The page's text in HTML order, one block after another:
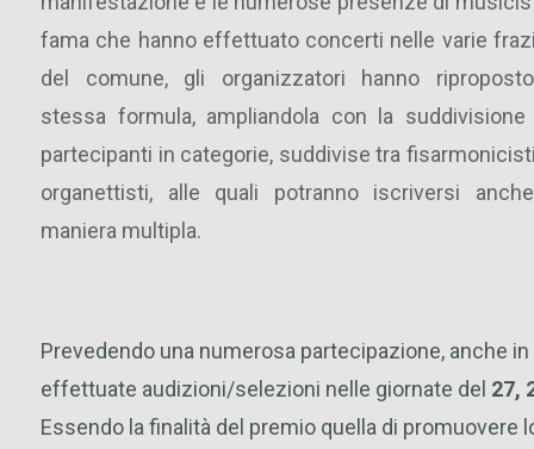
fama che hanno effettuato concerti nelle varie
del comune, gli organizzatori hanno
stessa formula, ampliandola con la suddivisione
partecipanti in categorie, suddivise tra
organettisti, alle quali potranno iscriversi
maniera multipla.
Prevedendo una numerosa partecipazione, anche
effettuate audizioni/selezioni nelle giornate del 27,
Essendo la finalità del premio quella di